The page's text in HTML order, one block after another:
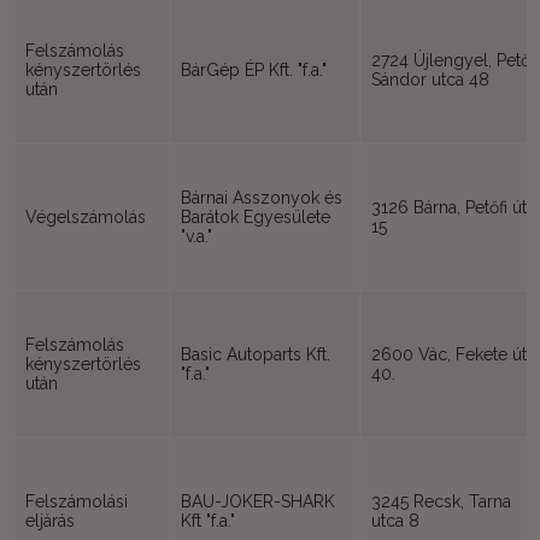
Felszámolás
kényszertörlés
után
BárGép ÉP Kft. "f.a."
2724 Újlengyel, Petőfi
Sándor utca 48
Végelszámolás
Bárnai Asszonyok és
Barátok Egyesülete
"v.a."
3126 Bárna, Petőfi út
15
Felszámolás
kényszertörlés
után
Basic Autoparts Kft.
"f.a."
2600 Vác, Fekete út
40.
Felszámolási
eljárás
BAU-JOKER-SHARK
Kft "f.a."
3245 Recsk, Tarna
utca 8